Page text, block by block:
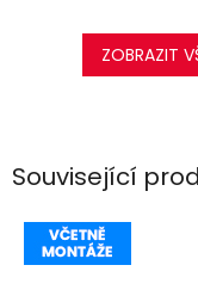
Související
ZOBRAZIT